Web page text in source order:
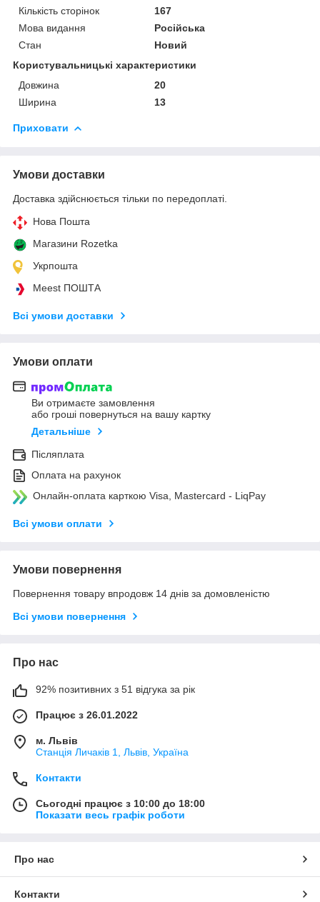
Кількість сторінок
167
Мова видання
Російська
Стан
Новий
Користувальницькі характеристики
Довжина
20
Ширина
13
Приховати
Умови доставки
Доставка здійснюється тільки по передоплаті.
Нова Пошта
Магазини Rozetka
Укрпошта
Meest ПОШТА
Всі умови доставки
Умови оплати
Ви отримаєте замовлення
або гроші повернуться на вашу картку
Детальніше
Післяплата
Оплата на рахунок
Онлайн-оплата карткою Visa, Mastercard - LiqPay
Всі умови оплати
Умови повернення
Повернення товару впродовж 14 днів за домовленістю
Всі умови повернення
Про нас
92% позитивних з 51 відгука за рік
Працює з 26.01.2022
м. Львів
Станція Личаків 1, Львів, Україна
Контакти
Сьогодні працює з 10:00 до 18:00
Показати весь графік роботи
Про нас
Контакти